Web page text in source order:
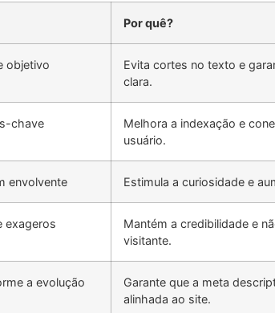
Por quê?
objetivo
Evita cortes no texto e
clara.
chave
Melhora a indexação e
usuário.
envolvente Estimula a curiosidade e
exageros
Mantém a credibilidade e
visitante.
a evolução
Garante que a meta
alinhada ao site.